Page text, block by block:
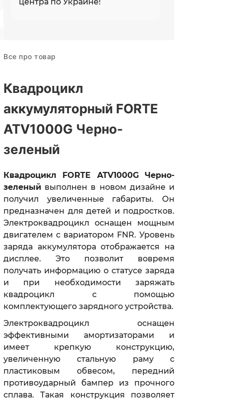
Все про товар
Квадроцикл
аккумуляторный FORTE
ATV1000G Черно-
зеленый
Квадроцикл FORTE ATV1000G Черно-
зеленый выполнен в новом дизайне и
получил увеличенные габариты. Он
предназначен для детей и подростков.
Электроквадроцикл оснащен мощным
двигателем с вариатором FNR. Уровень
заряда аккумулятора отображается на
дисплее. Это позволит вовремя
получать информацию о статусе заряда
и при необходимости заряжать
квадроцикл с помощью
комплектующего зарядного устройства.
Электроквадроцикл оснащен
эффективными амортизаторами и
имеет крепкую конструкцию,
увеличенную стальную раму с
пластиковым обвесом, передний
противоударный бампер из прочного
сплава. Такая конструкция позволяет